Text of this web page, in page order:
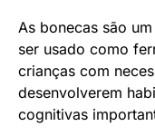
As bonecas são
ser usado como
crianças com
desenvolverem
cognitivas